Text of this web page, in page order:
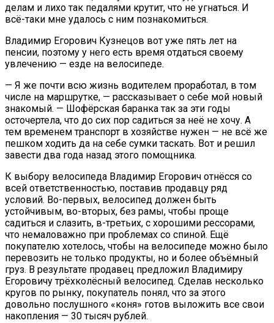
делам и лихо так педалями крутит, что не угнаться. И
всё-таки мне удалось с ним познакомиться.
Владимир Егорович Кузнецов вот уже пять лет на
пенсии, поэтому у него есть время отдаться своему
увлечению — езде на велосипеде.
— Я же почти всю жизнь водителем проработал, в том
числе на маршрутке, — рассказывает о себе мой новый
знакомый. — Шофёрская баранка так за эти годы
осточертела, что до сих пор садиться за неё не хочу. А
тем временем транспорт в хозяйстве нужен — не всё же
пешком ходить да на себе сумки таскать. Вот и решил
завести два года назад этого помощника.
К выбору велосипеда Владимир Егорович отнёсся со
всей ответственностью, поставив продавцу ряд
условий. Во-первых, велосипед должен быть
устойчивым, во-вторых, без рамы, чтобы проще
садиться и слазить, в-третьих, с хорошими рессорами,
что немаловажно при проблемах со спиной. Ещё
покупателю хотелось, чтобы на велосипеде можно было
перевозить не только продукты, но и более объёмный
груз. В результате продавец предложил Владимиру
Егоровичу трёхколёсный велосипед. Сделав несколько
кругов по рынку, покупатель понял, что за этого
довольно послушного «коня» готов выложить все свои
накопления — 30 тысяч рублей.